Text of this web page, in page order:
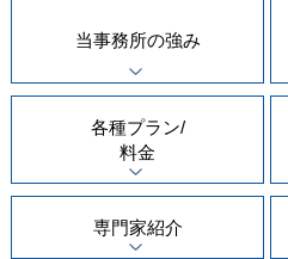
当事務所の強み
各種プラン/
料金
専門家紹介